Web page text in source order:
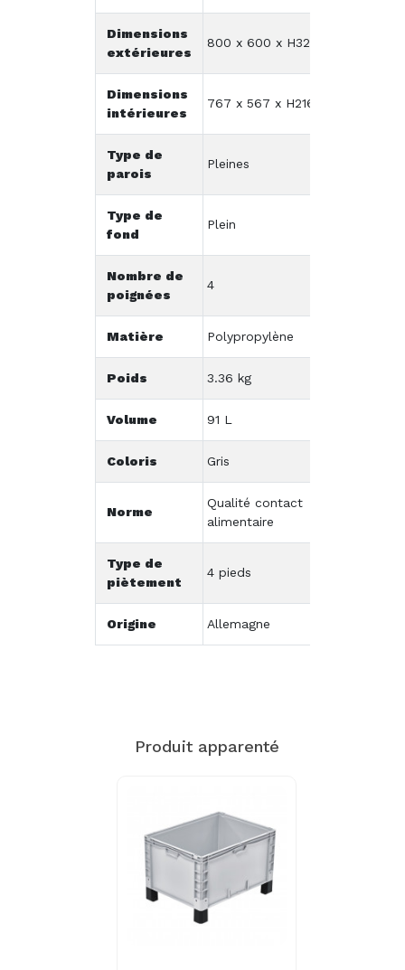
Dimensions
extérieures
800 x 600 x H320 mm
Dimensions
intérieures
767 x 567 x H216 mm
Type de
parois
Pleines
Type de
fond
Plein
Nombre de
poignées
4
Matière Polypropylène
Poids 3.36 kg
Volume 91 L
Coloris Gris
Norme
Qualité contact
alimentaire
Type de
piètement
4 pieds
Origine Allemagne
Produit apparenté